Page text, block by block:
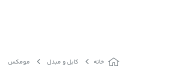
خانه کابل و مبدل مومکس